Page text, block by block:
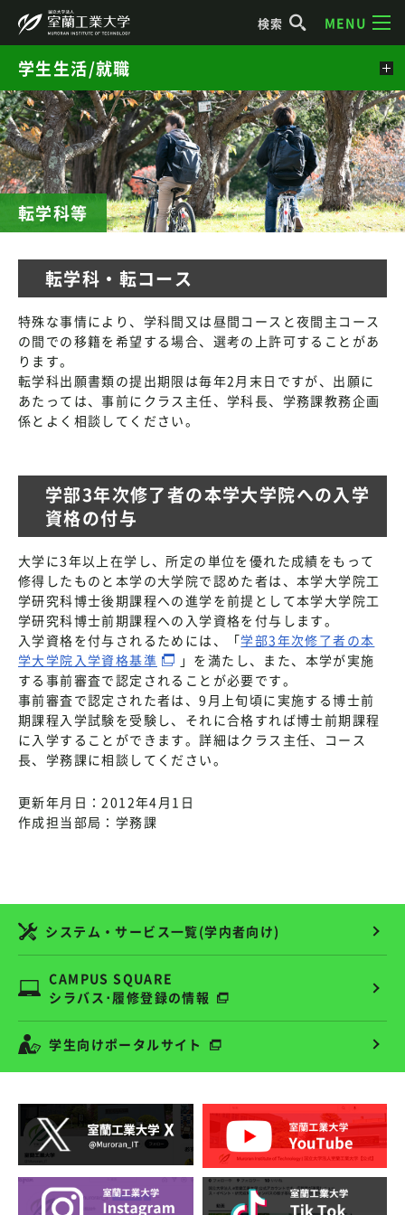
検索 MENU
転学科等
転学科・転コース
特殊な事情により、学科間又は昼間コースと夜間主コース
の間での移籍を希望する場合、選考の上許可することがあ
ります。
転学科出願書類の提出期限は毎年2月末日ですが、出願に
あたっては、事前にクラス主任、学科長、学務課教務企画
係とよく相談してください。
学部3年次修了者の本学大学院への入学
資格の付与
大学に3年以上在学し、所定の単位を優れた成績をもって
修得したものと本学の大学院で認めた者は、本学大学院工
学研究科博士後期課程への進学を前提として本学大学院工
学研究科博士前期課程への入学資格を付与します。
入学資格を付与されるためには、「学部3年次修了者の本
学大学院入学資格基準
」を満たし、また、本学が実施
する事前審査で認定されることが必要です。
事前審査で認定された者は、9月上旬頃に実施する博士前
期課程入学試験を受験し、それに合格すれば博士前期課程
に入学することができます。詳細はクラス主任、コース
長、学務課に相談してください。
更新年月日：2012年4月1日
作成担当部局：学務課
学生生活/就職
システム・サービス一覧(学内者向け)
CAMPUS SQUARE
シラバス･履修登録の情報
学生向けポータルサイト